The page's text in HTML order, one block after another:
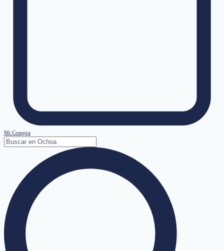
Mi Compra